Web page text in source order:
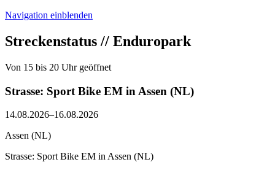
Navigation einblenden
Streckenstatus // Enduropark
Von 15 bis 20 Uhr geöffnet
Strasse: Sport Bike EM in Assen (NL)
14.08.2026–16.08.2026
Assen (NL)
Strasse: Sport Bike EM in Assen (NL)